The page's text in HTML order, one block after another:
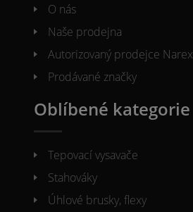
O nás
Naše prodejna
Autorizovaný prodejce Narex
Prodávané značky
Oblíbené kategorie
Tepovací vysavače
Stahováky
Úhlové brusky, flexy